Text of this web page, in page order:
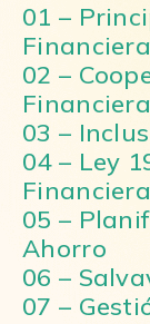
01 –
Financiera
02 –
Financiera
03 –
04 – Ley
05 –
Ahorro
06 –
07 –